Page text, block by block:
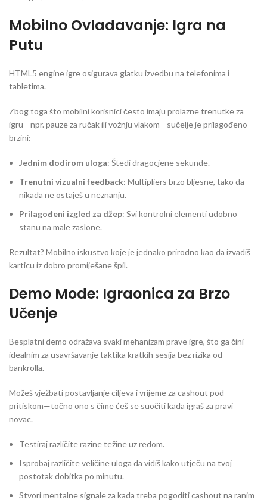
Mobilno Ovladavanje: Igra na
Putu
HTML5 engine igre osigurava glatku izvedbu na telefonima i
tabletima.
Zbog toga što mobilni korisnici često imaju prolazne trenutke za
igru—npr. pauze za ručak ili vožnju vlakom—sučelje je prilagođeno
brzini:
Jednim dodirom uloga: Štedi dragocjene sekunde.
Trenutni vizualni feedback: Multipliers brzo bljesne, tako da
nikada ne ostaješ u neznanju.
Prilagođeni izgled za džep: Svi kontrolni elementi udobno
stanu na male zaslone.
Rezultat? Mobilno iskustvo koje je jednako prirodno kao da izvadiš
karticu iz dobro promiješane špil.
Demo Mode: Igraonica za Brzo
Učenje
Besplatni demo odražava svaki mehanizam prave igre, što ga čini
idealnim za usavršavanje taktika kratkih sesija bez rizika od
bankrolla.
Možeš vježbati postavljanje ciljeva i vrijeme za cashout pod
pritiskom—točno ono s čime ćeš se suočiti kada igraš za pravi
novac.
Testiraj različite razine težine uz redom.
Isprobaj različite veličine uloga da vidiš kako utječu na tvoj
postotak dobitka po minutu.
Stvori mentalne signale za kada treba pogoditi cashout na ranim